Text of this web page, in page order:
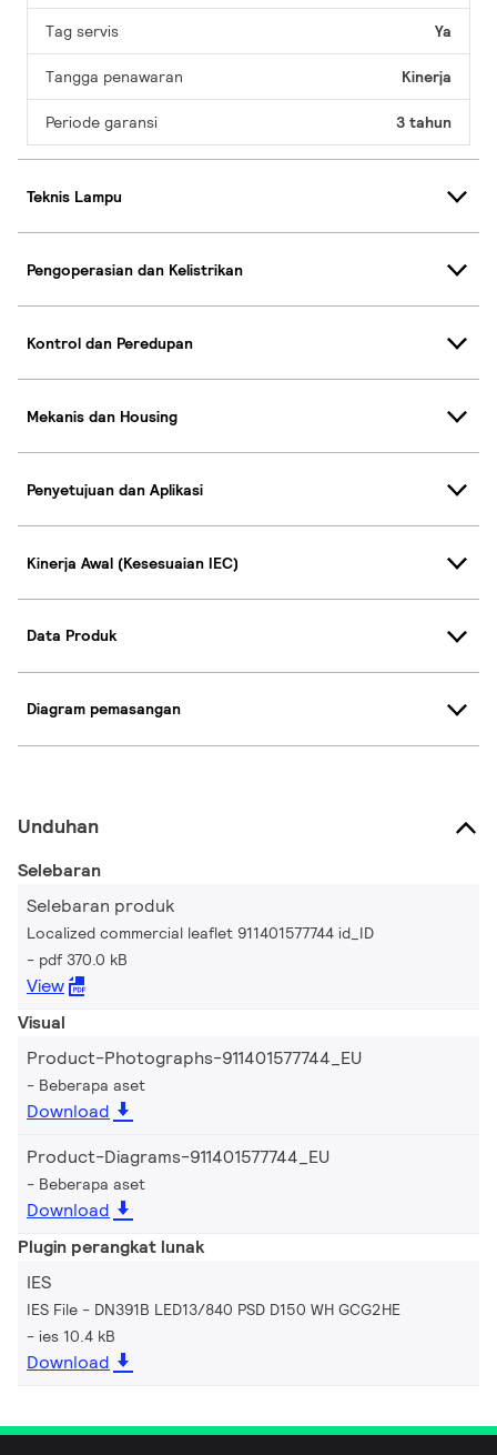
Tag servis Ya
Tangga penawaran Kinerja
Periode garansi 3 tahun
Teknis Lampu
Pengoperasian dan Kelistrikan
Kontrol dan Peredupan
Mekanis dan Housing
Penyetujuan dan Aplikasi
Kinerja Awal (Kesesuaian IEC)
Data Produk
Diagram pemasangan
Unduhan
Selebaran
Selebaran produk
Localized commercial leaflet 911401577744 id_ID
pdf 370.0 kB
View
Visual
Product-Photographs-911401577744_EU
Beberapa aset
Download
Product-Diagrams-911401577744_EU
Beberapa aset
Download
Plugin perangkat lunak
IES
IES File - DN391B LED13/840 PSD D150 WH GCG2HE
ies 10.4 kB
Download